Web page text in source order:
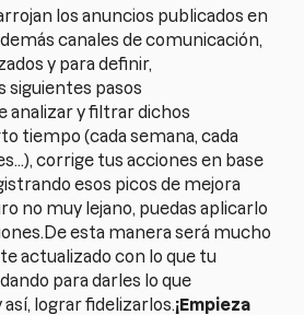
los anuncios publicados en
canales de comunicación,
y para definir,
pasos
analizar y filtrar dichos
tiempo (cada semana, cada
corrige tus acciones en base
esos picos de mejora
no muy lejano, puedas aplicarlo
esta manera será mucho
actualizado con lo que tu
para darles lo que
lograr fidelizarlos.¡Empieza